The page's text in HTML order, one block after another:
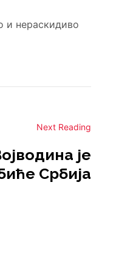
и нераскидиво
Next Reading
је
Србија